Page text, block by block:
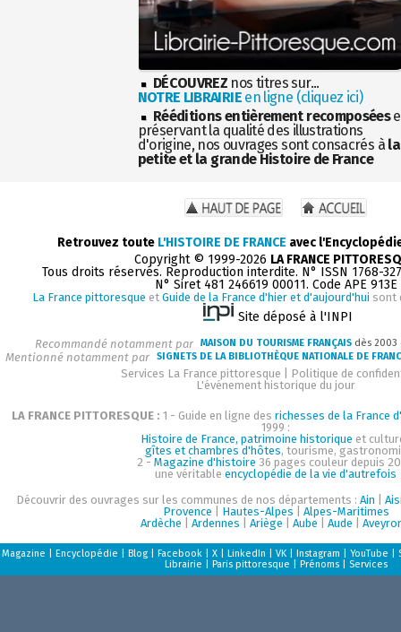
DÉCOUVREZ nos titres sur...
NOTRE LIBRAIRIEen ligne (cliquez ici)
Rééditions entièrement recomposées
préservant la qualité des illustrations
d'origine, nos ouvrages sont consacrés à la
petite et la grande Histoire de France
Retrouvez toute L'HISTOIRE DE FRANCE avec
Copyright © 1999-2026 LA FRANCE
Tous droits réservés. Reproduction interdite. N° ISSN 1768-
N° Siret 481 246619 00011. Code APE 913E
La France pittoresque et Guide de la France d'hier et d'aujourd'hui sont
Site déposé à l'INPI
Recommandé notamment par MAISON DU TOURISME FRANÇAIS dès
Mentionné notamment par SIGNETS DE LA BIBLIOTHÈQUE NATIONALE DE
Services La France pittoresque
Politique de
L'événement historique du jour
LA FRANCE PITTORESQUE : 1 - Guide en ligne des richesses de la France
1999 :
Histoire de France, patrimoine historique et
gîtes et chambres d'hôtes, tourisme,
2 - Magazine d'histoire 36 pages couleur depuis
une véritable encyclopédie de la vie d'autrefois
Découvrir des ouvrages sur les communes de nos départements : Ain
Provence
Hautes-Alpes
Alpes-Maritimes
Ardèche
Ardennes Ariège Aube Aude
Magazine Encyclopédie Blog| Facebook| X| LinkedIn VK| Instagram YouTube
Librairie
Paris pittoresque Prénoms| Services